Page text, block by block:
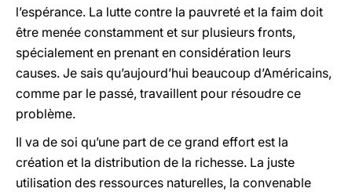
l’espérance. La lutte contre la pauvreté et la faim doit
être menée constamment et sur plusieurs fronts,
spécialement en prenant en considération leurs
causes. Je sais qu’aujourd’hui beaucoup d’Américains,
comme par le passé, travaillent pour résoudre ce
problème.
Il va de soi qu’une part de ce grand effort est la
création et la distribution de la richesse. La juste
utilisation des ressources naturelles, la convenable